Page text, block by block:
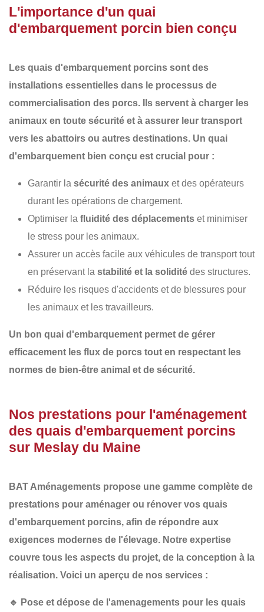
L'importance d'un quai
d'embarquement porcin bien conçu
Les quais d'embarquement porcins sont des
installations essentielles dans le processus de
commercialisation des porcs. Ils servent à charger les
animaux en toute sécurité et à assurer leur transport
vers les abattoirs ou autres destinations. Un quai
d'embarquement bien conçu est crucial pour :
Garantir la sécurité des animaux et des opérateurs
durant les opérations de chargement.
Optimiser la fluidité des déplacements et minimiser
le stress pour les animaux.
Assurer un accès facile aux véhicules de transport tout
en préservant la stabilité et la solidité des structures.
Réduire les risques d'accidents et de blessures pour
les animaux et les travailleurs.
Un bon quai d'embarquement permet de gérer
efficacement les flux de porcs tout en respectant les
normes de bien-être animal et de sécurité.
Nos prestations pour l'aménagement
des quais d'embarquement porcins
sur Meslay du Maine
BAT Aménagements propose une gamme complète de
prestations pour aménager ou rénover vos quais
d'embarquement porcins, afin de répondre aux
exigences modernes de l'élevage. Notre expertise
couvre tous les aspects du projet, de la conception à la
réalisation. Voici un aperçu de nos services :
🔹 Pose et dépose de l'amenagements pour les quais